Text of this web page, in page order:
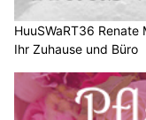
HuuSWaRT36
Ihr Zuhause und Büro